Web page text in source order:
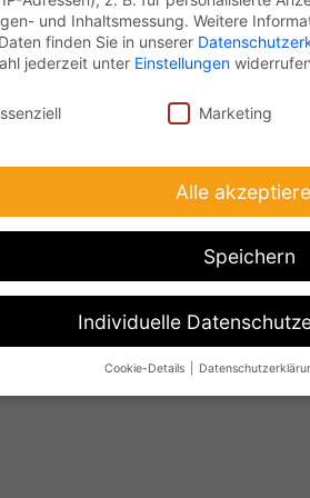
und Inhaltsmessung. Weitere
finden Sie in unserer
jederzeit unter Einstellungen
Marketing
Alle
Speichern
Individuelle
Cookie-Details